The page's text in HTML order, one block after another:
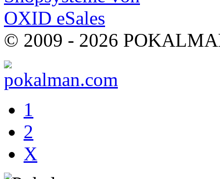
© 2009 - 2026
1
2
X